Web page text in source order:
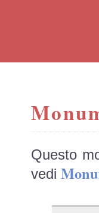
Questo
vedi